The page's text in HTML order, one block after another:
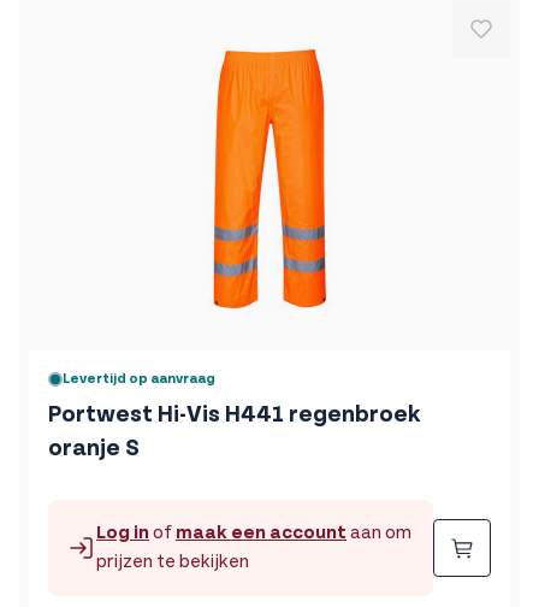
Levertijd op aanvraag
Portwest Hi-Vis H441 regenbroek
oranje S
Log inof maak een account aan om
prijzen te bekijken